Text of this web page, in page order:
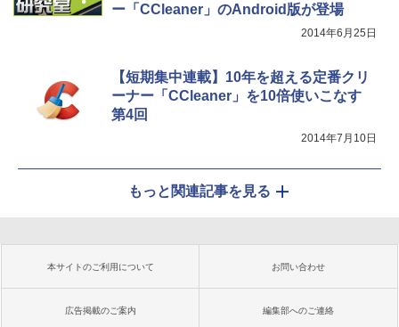
ー「CCleaner」のAndroid版が登場
2014年6月25日
【短期集中連載】10年を超える定番クリ
ーナー「CCleaner」を10倍使いこなす
第4回
2014年7月10日
もっと関連記事を見る
本サイトのご利用について お問い合わせ
広告掲載のご案内 編集部へのご連絡